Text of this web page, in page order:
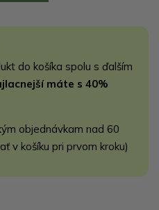
do košíka spolu s ďalším
máte s 40%
objednávkam nad 60
v košíku pri prvom kroku)